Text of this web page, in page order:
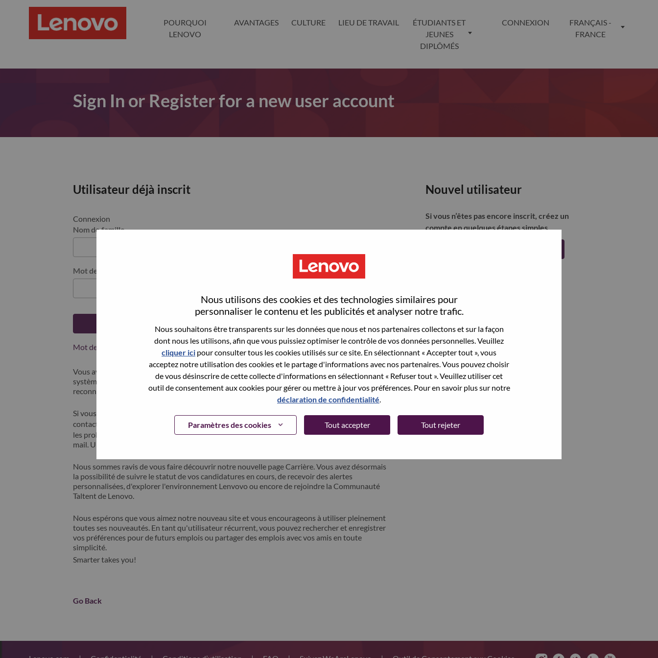
Nous utilisons des cookies et des technologies similaires pour
personnaliser le contenu et les publicités et analyser notre trafic.
Nous souhaitons être transparents sur les données que nous et nos partenaires collectons et sur la façon
dont nous les utilisons, afin que vous puissiez optimiser le contrôle de vos données personnelles. Veuillez
cliquer ici pour consulter tous les cookies utilisés sur ce site. En sélectionnant « Accepter tout », vous
acceptez notre utilisation des cookies et le partage d'informations avec nos partenaires. Vous pouvez choisir
de vous désinscrire de cette collecte d'informations en sélectionnant « Refuser tout ». Veuillez utiliser cet
outil de consentement aux cookies pour gérer ou mettre à jour vos préférences. Pour en savoir plus sur notre
déclaration de confidentialité.
Paramètres des cookies Tout accepter Tout rejeter
POURQUOI
LENOVO
AVANTAGES CULTURE LIEU DE TRAVAIL
ÉTUDIANTS ET
JEUNES
DIPLÔMÉS
CONNEXION
FRANÇAIS -
FRANCE
Sign In or Register for a new user account
Utilisateur déjà inscrit
Connexion
Nom de famille
Mot de passe
Mot de passe oublié ?
Vous avez postulé récemment ? Nous avons sauvegardé votre adresse email dans nos
systèmes; sélectionner "mot de passe oublié" pour réinitialiser votre compte et vous
reconnecter.
Si vous rencontrez des difficultés pour vous connecter ou pour vous inscrire, merci de
contacter nos équipes RH à l'adresse suivante:hrsupport@lenovo.com
et de décrire en anglais
les problèmes que vous rencontrez. Merci d'inclure "applicant Login Issue" dans l'objet du
mail. Un membre de notre équipe prendra contact avec vous pour résoudre votre problème.
Nous sommes ravis de vous faire découvrir notre nouvelle page Carrière. Vous avez désormais
la possibilité de suivre le statut de vos candidatures en cours, de recevoir des alertes
personnalisées, d'explorer l'environnement Lenvovo ou encore de rejoindre la Communauté
Taltent de Lenovo.
Nous espérons que vous aimez notre nouveau site et vous encourageons à utiliser pleinement
toutes ses nouveautés. En tant qu'utilisateur récurrent, vous pouvez rechercher et enregistrer
vos préférences pour de futurs emplois ou partager des emplois avec vos amis en toute
simplicité.
Smarter takes you!
Nouvel utilisateur
Si vous n’êtes pas encore inscrit, créez un
compte en quelques étapes simples.
Go Back